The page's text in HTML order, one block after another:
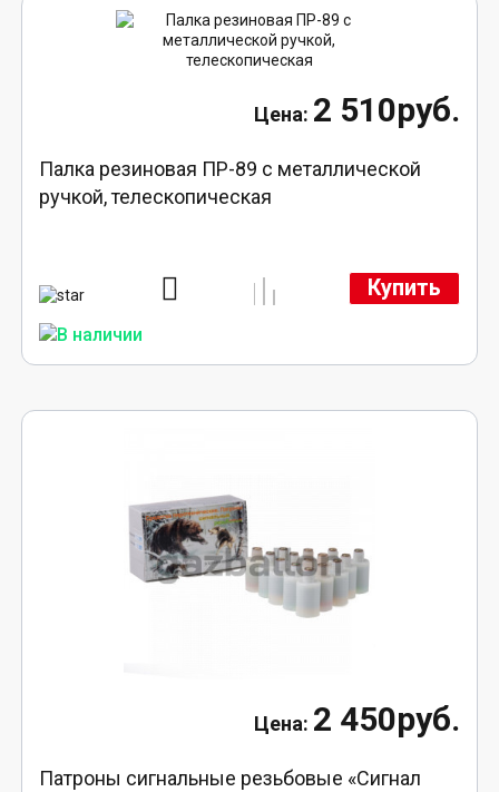
2 510руб.
Палка резиновая ПР-89 с металлической
ручкой, телескопическая
Купить
2 450руб.
Патроны сигнальные резьбовые «Сигнал